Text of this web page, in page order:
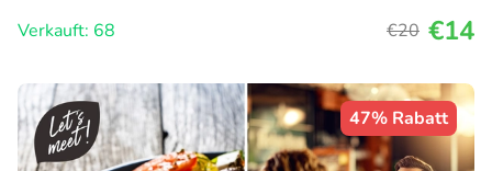
Verkauft: 68
€20 €14
47% Rabatt